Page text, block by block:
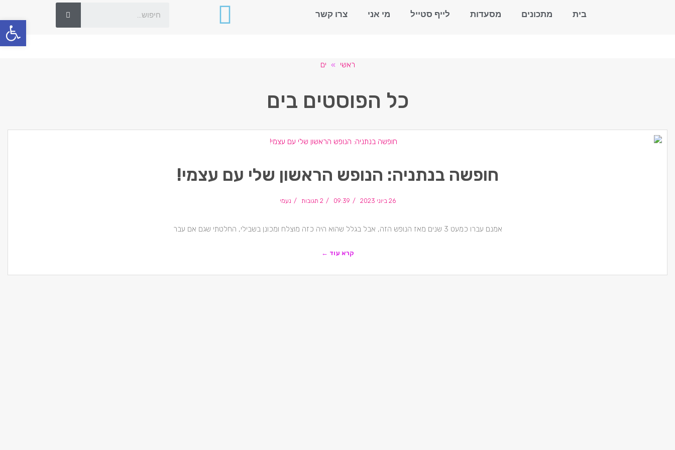
בית מתכונים מסעדות לייף סטייל מי אני צרו קשר
ראשי » ים
כל הפוסטים בים
חופשה בנתניה: הנופש הראשון שלי עם עצמי!
26 ביוני 2023 09:39 2 תגובות נעמי
אמנם עברו כמעט 3 שנים מאז הנופש הזה, אבל בגלל שהוא היה כזה מוצלח ומכונן בשבילי, החלטתי שגם אם עבר
קרא עוד ←
פתח